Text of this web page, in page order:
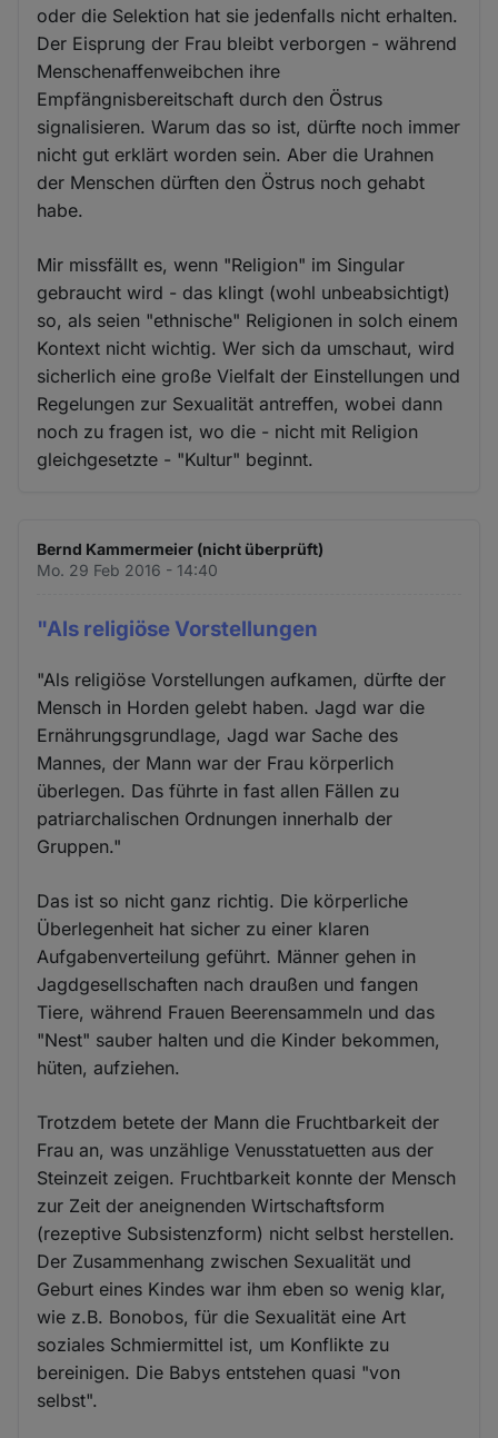
oder die Selektion hat sie jedenfalls nicht erhalten.
Der Eisprung der Frau bleibt verborgen - während
Menschenaffenweibchen ihre
Empfängnisbereitschaft durch den Östrus
signalisieren. Warum das so ist, dürfte noch immer
nicht gut erklärt worden sein. Aber die Urahnen
der Menschen dürften den Östrus noch gehabt
habe.
Mir missfällt es, wenn "Religion" im Singular
gebraucht wird - das klingt (wohl unbeabsichtigt)
so, als seien "ethnische" Religionen in solch einem
Kontext nicht wichtig. Wer sich da umschaut, wird
sicherlich eine große Vielfalt der Einstellungen und
Regelungen zur Sexualität antreffen, wobei dann
noch zu fragen ist, wo die - nicht mit Religion
gleichgesetzte - "Kultur" beginnt.
Bernd Kammermeier (nicht überprüft)
Mo. 29 Feb 2016 - 14:40
"Als religiöse Vorstellungen
"Als religiöse Vorstellungen aufkamen, dürfte der
Mensch in Horden gelebt haben. Jagd war die
Ernährungsgrundlage, Jagd war Sache des
Mannes, der Mann war der Frau körperlich
überlegen. Das führte in fast allen Fällen zu
patriarchalischen Ordnungen innerhalb der
Gruppen."
Das ist so nicht ganz richtig. Die körperliche
Überlegenheit hat sicher zu einer klaren
Aufgabenverteilung geführt. Männer gehen in
Jagdgesellschaften nach draußen und fangen
Tiere, während Frauen Beerensammeln und das
"Nest" sauber halten und die Kinder bekommen,
hüten, aufziehen.
Trotzdem betete der Mann die Fruchtbarkeit der
Frau an, was unzählige Venusstatuetten aus der
Steinzeit zeigen. Fruchtbarkeit konnte der Mensch
zur Zeit der aneignenden Wirtschaftsform
(rezeptive Subsistenzform) nicht selbst herstellen.
Der Zusammenhang zwischen Sexualität und
Geburt eines Kindes war ihm eben so wenig klar,
wie z.B. Bonobos, für die Sexualität eine Art
soziales Schmiermittel ist, um Konflikte zu
bereinigen. Die Babys entstehen quasi "von
selbst".